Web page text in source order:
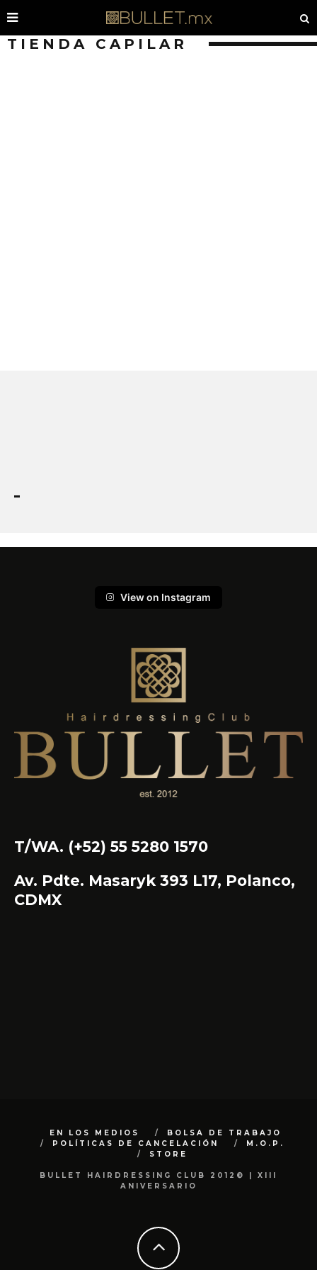
TIENDA CAPILAR
View on Instagram
T/WA. (+52) 55 5280 1570
Av. Pdte. Masaryk 393 L17, Polanco,
CDMX
EN LOS MEDIOS
BOLSA DE TRABAJO
POLÍTICAS DE CANCELACIÓN
M.O.P.
STORE
BULLET HAIRDRESSING CLUB 2012© | XIII
ANIVERSARIO